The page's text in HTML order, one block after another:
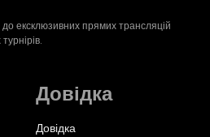
ексклюзивних прямих трансляцій
Довідка
Довідка